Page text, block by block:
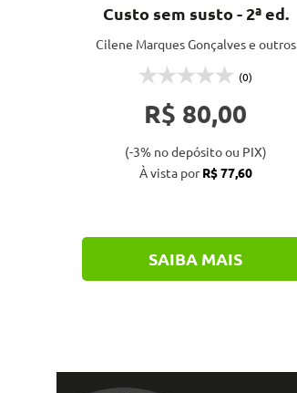
Custo sem susto - 2ª ed.
Cilene Marques Gonçalves e outros
(0)
R$ 80,00
(-3% no depósito ou PIX)
À vista porR$ 77,60
SAIBA MAIS